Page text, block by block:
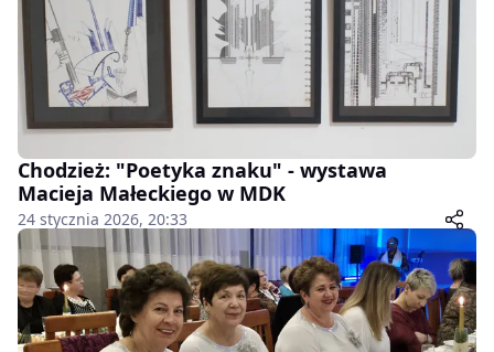
Chodzież: "Poetyka znaku" - wystawa
Macieja Małeckiego w MDK
24 stycznia 2026, 20:33